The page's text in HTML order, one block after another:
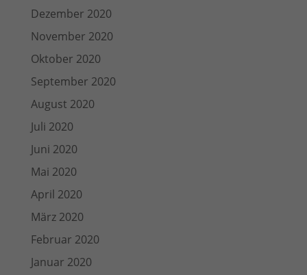
Dezember 2020
November 2020
Oktober 2020
September 2020
August 2020
Juli 2020
Juni 2020
Mai 2020
April 2020
März 2020
Februar 2020
Januar 2020